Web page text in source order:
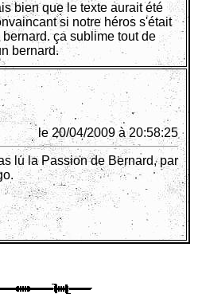
bien que le texte aurait été
si notre héros s'était
ça sublime tout de
bernard.
le 20/04/2009 à 20:58:25
lu la Passion de Bernard, par